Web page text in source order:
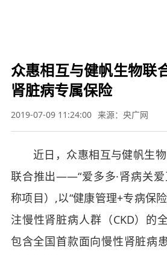
众惠相互与健帆生物联
肾脏病专属保险
2019-07-09 11:24:00 来源：央广网
近日，众惠相互与健帆生物
联合推出——“爱多多·肾病关爱
称项目）,以“健康管理+专病保
注慢性肾脏病人群（CKD）的
包含全国首款面向慢性肾脏病